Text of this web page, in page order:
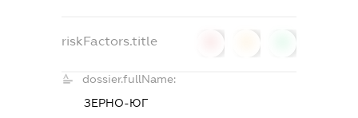
riskFactors.title
dossier.fullName:
ЗЕРНО-ЮГ